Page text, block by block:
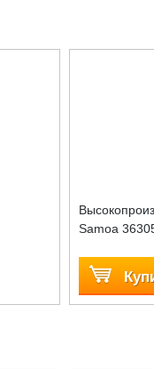
Samoa